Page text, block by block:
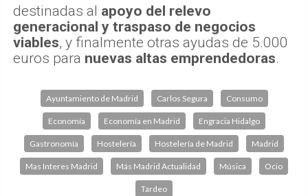
destinadas al apoyo del relevo
generacional y traspaso de negocios
viables, y finalmente otras ayudas de 5.000
euros para nuevas altas emprendedoras.
Ayuntamiento de Madrid Carlos Segura Consumo
Economía Economía en Madrid Engracia Hidalgo
Gastronomía Hostelería Hostelería de Madrid Madrid
Mas Interes Madrid Más Madrid Actualidad Música Ocio
Tardeo